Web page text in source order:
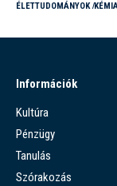
ÉLETTUDOMÁNYOK
Információk
Kultúra
Pénzügy
Tanulás
Szórakozás